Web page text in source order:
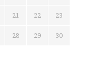
21 22 23
28 29 30